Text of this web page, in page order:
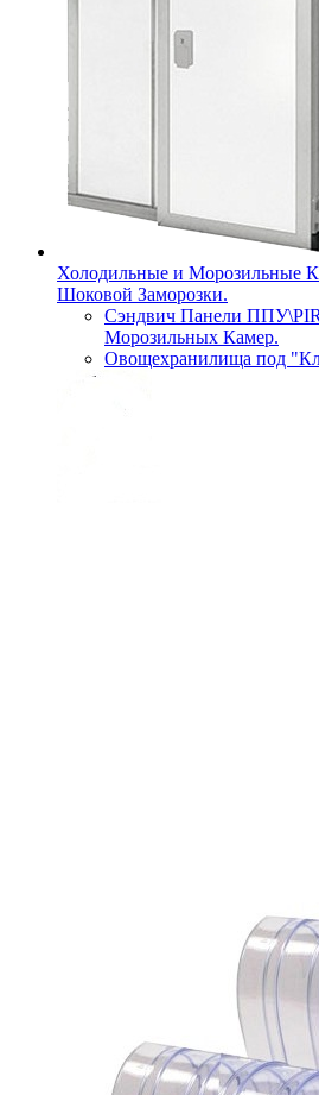
Холодильные и Морозильные
Шоковой Заморозки.
Сэндвич Панели
Морозильных Камер.
Овощехранилища под